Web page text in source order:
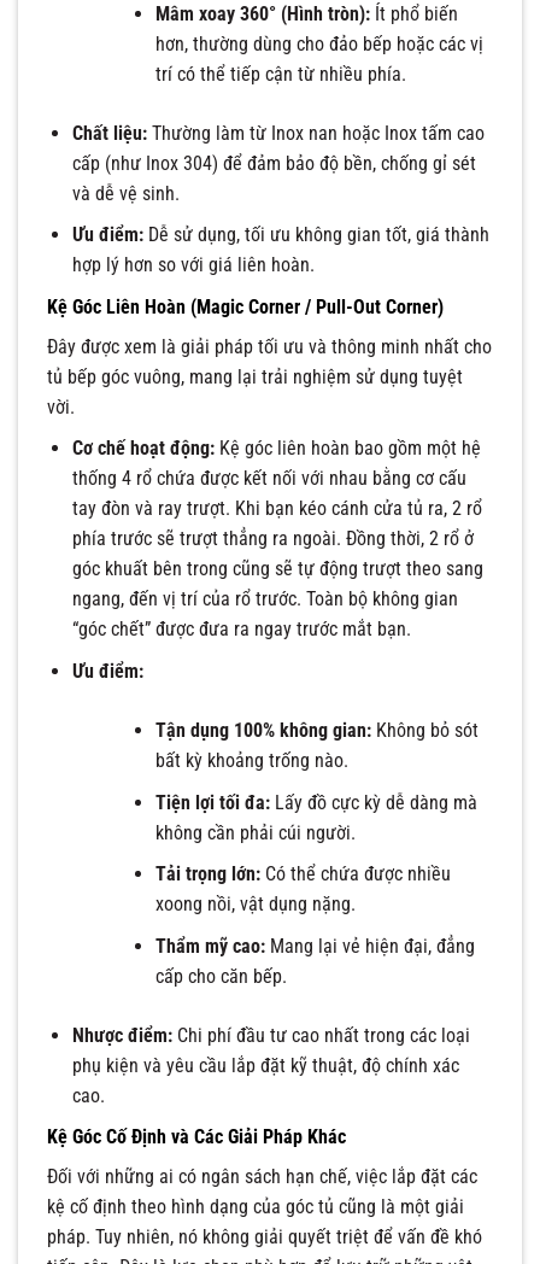
Mâm xoay 360° (Hình tròn):Ít phổ biến
hơn, thường dùng cho đảo bếp hoặc các vị
trí có thể tiếp cận từ nhiều phía.
Chất liệu:Thường làm từ Inox nan hoặc Inox tấm cao
cấp (như Inox 304) để đảm bảo độ bền, chống gỉ sét
và dễ vệ sinh.
Ưu điểm:Dễ sử dụng, tối ưu không gian tốt, giá thành
hợp lý hơn so với giá liên hoàn.
Kệ Góc Liên Hoàn (Magic Corner / Pull-Out Corner)
Đây được xem là giải pháp tối ưu và thông minh nhất cho
tủ bếp góc vuông, mang lại trải nghiệm sử dụng tuyệt
vời.
Cơ chế hoạt động:Kệ góc liên hoàn bao gồm một hệ
thống 4 rổ chứa được kết nối với nhau bằng cơ cấu
tay đòn và ray trượt. Khi bạn kéo cánh cửa tủ ra, 2 rổ
phía trước sẽ trượt thẳng ra ngoài. Đồng thời, 2 rổ ở
góc khuất bên trong cũng sẽ tự động trượt theo sang
ngang, đến vị trí của rổ trước. Toàn bộ không gian
“góc chết” được đưa ra ngay trước mắt bạn.
Ưu điểm:
Tận dụng 100% không gian:Không bỏ sót
bất kỳ khoảng trống nào.
Tiện lợi tối đa:Lấy đồ cực kỳ dễ dàng mà
không cần phải cúi người.
Tải trọng lớn:Có thể chứa được nhiều
xoong nồi, vật dụng nặng.
Thẩm mỹ cao:Mang lại vẻ hiện đại, đẳng
cấp cho căn bếp.
Nhược điểm:Chi phí đầu tư cao nhất trong các loại
phụ kiện và yêu cầu lắp đặt kỹ thuật, độ chính xác
cao.
Kệ Góc Cố Định và Các Giải Pháp Khác
Đối với những ai có ngân sách hạn chế, việc lắp đặt các
kệ cố định theo hình dạng của góc tủ cũng là một giải
pháp. Tuy nhiên, nó không giải quyết triệt để vấn đề khó